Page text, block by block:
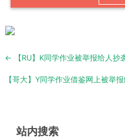
Post
← 【RU】K同学作业被举报给人抄
【哥大】Y同学作业借鉴网上被举
站内搜索